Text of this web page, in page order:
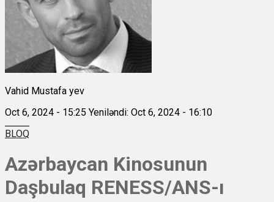
Vahid Mustafa yev
Oct 6, 2024 - 15:25 Yeniləndi: Oct 6, 2024 - 16:10
BLOQ
Azərbaycan Kinosunun
Daşbulaq RENESS/ANS-ı